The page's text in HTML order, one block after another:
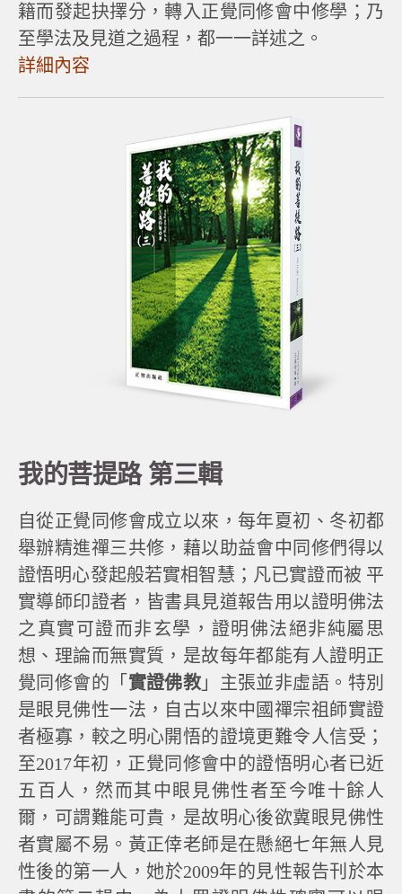
籍而發起抉擇分，轉入正覺同修會中修學；乃
至學法及見道之過程，都一一詳述之。
詳細內容
我的菩提路 第三輯
自從正覺同修會成立以來，每年夏初、冬初都
舉辦精進禪三共修，藉以助益會中同修們得以
證悟明心發起般若實相智慧；凡已實證而被 平
實導師印證者，皆書具見道報告用以證明佛法
之真實可證而非玄學，證明佛法絕非純屬思
想、理論而無實質，是故每年都能有人證明正
覺同修會的「 實證佛教」主張並非虛語。特別
是眼見佛性一法，自古以來中國禪宗祖師實證
者極寡，較之明心開悟的證境更難令人信受；
至2017年初，正覺同修會中的證悟明心者已近
五百人，然而其中眼見佛性者至今唯十餘人
爾，可謂難能可貴，是故明心後欲冀眼見佛性
者實屬不易。黃正倖老師是在懸絕七年無人見
性後的第一人，她於2009年的見性報告刊於本